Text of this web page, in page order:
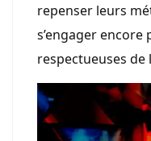
repenser leurs
s’engager
respectueuses de